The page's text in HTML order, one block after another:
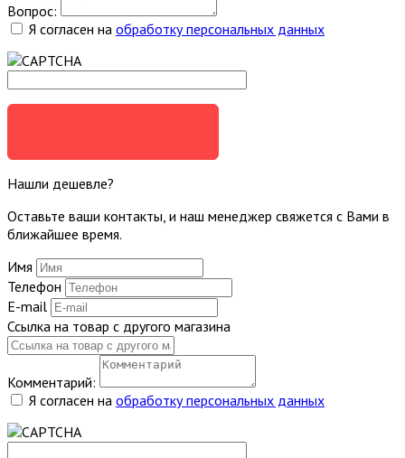
Вопрос:
Я согласен на обработку персональных данных
Нашли дешевле?
Оставьте ваши контакты, и наш менеджер свяжется с Вами в
ближайшее время.
Имя
Телефон
E-mail
Ссылка на товар с другого магазина
Комментарий:
Я согласен на обработку персональных данных